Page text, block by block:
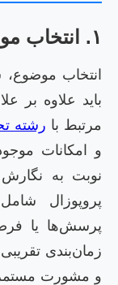
۱. انتخاب موضوع و نگارش پروپوزال
انتخاب
باید علاوه بر
مرتبط با رشته
و امکانات
نوبت به
پروپوزال
پرسش‌ها یا
زمان‌بندی
و مشورت مستمر